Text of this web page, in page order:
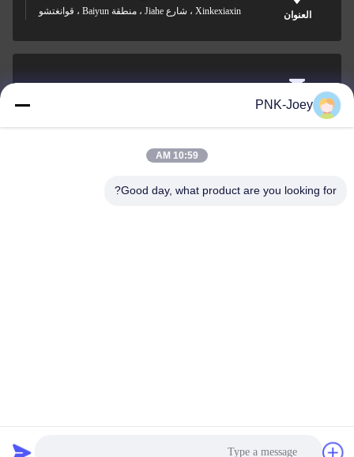
العنوان
Xinkexiaxin ، شارع Jiahe ، منطقة Baiyun ، قوانغتشو
البريد
xianzhihao@gzxingchao.info
008613580404923
PNK-Joey
10:59 AM
Good day, what product are you looking for?